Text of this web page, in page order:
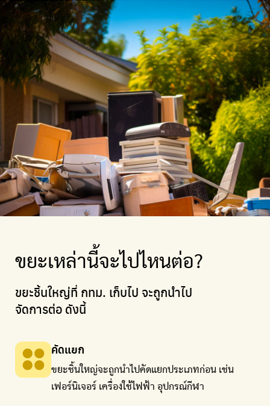
ขยะเหล่านี้จะไปไหนต่อ?
ขยะชิ้นใหญ่ที่ กทม. เก็บไป จะถูกนำไป
จัดการต่อ ดังนี้
คัดแยก
ขยะชิ้นใหญ่จะถูกนำไปคัดแยกประเภทก่อน เช่น
เฟอร์นิเจอร์ เครื่องใช้ไฟฟ้า อุปกรณ์กีฬา